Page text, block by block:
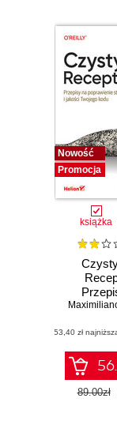
Nowość
Promocja
książka
(53,40 zł
89.00zł